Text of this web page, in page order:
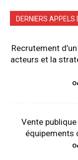
DERNIERS APPELS
Recrutement
acteurs et la
Vente
équipements